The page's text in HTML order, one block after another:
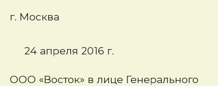
г. Москва
24 апреля 2016 г.
ООО «Восток» в лице Генерального